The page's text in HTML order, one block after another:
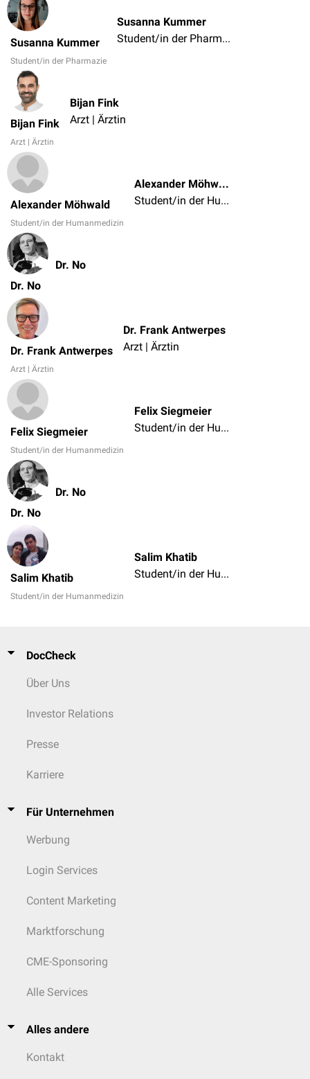
Susanna Kummer
Student/in der Pharmazie
Susanna Kummer
Student/in der Pharmazie
Bijan Fink
Arzt | Ärztin
Bijan Fink
Arzt | Ärztin
Alexander Möhwald
Student/in der Humanmedizin
Alexander Möhwald
Student/in der Humanmedizin
Dr. No
Dr. No
Dr. Frank Antwerpes
Arzt | Ärztin
Dr. Frank Antwerpes
Arzt | Ärztin
Felix Siegmeier
Student/in der Humanmedizin
Felix Siegmeier
Student/in der Humanmedizin
Dr. No
Dr. No
Salim Khatib
Student/in der Humanmedizin
Salim Khatib
Student/in der Humanmedizin
DocCheck
Über Uns
Investor Relations
Presse
Karriere
Für Unternehmen
Werbung
Login Services
Content Marketing
Marktforschung
CME-Sponsoring
Alle Services
Alles andere
Kontakt